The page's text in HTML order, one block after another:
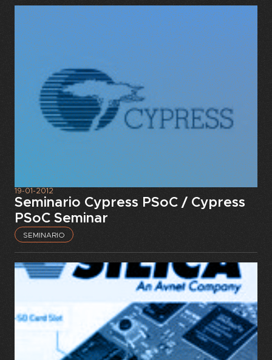
19-01-2012
Seminario Cypress PSoC / Cypress
PSoC Seminar
SEMINARIO